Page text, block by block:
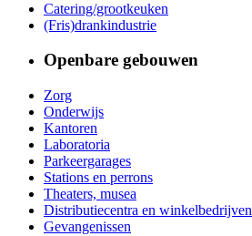
Catering/grootkeuken
(Fris)drankindustrie
Openbare gebouwen
Zorg
Onderwijs
Kantoren
Laboratoria
Parkeergarages
Stations en perrons
Theaters, musea
Distributiecentra en winkelbedrijven
Gevangenissen